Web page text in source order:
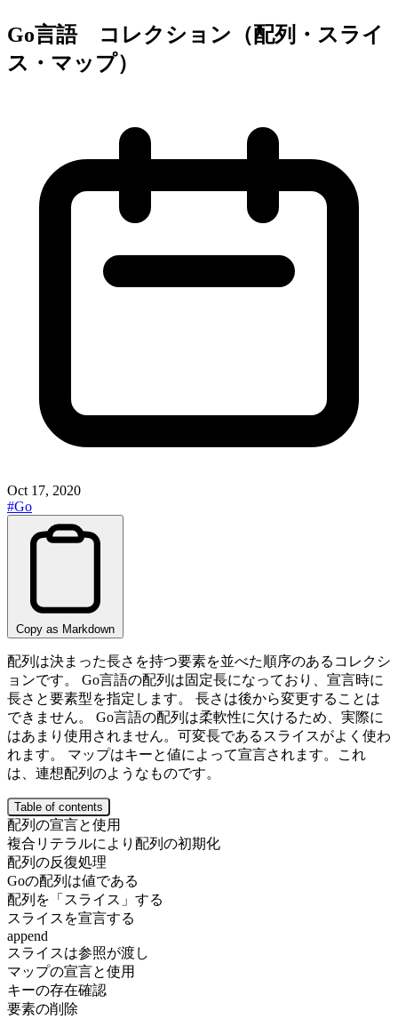
Go言語 コレクション（配列・スライ
ス・マップ）
Oct 17, 2020
#Go
Copy as Markdown
配列は決まった長さを持つ要素を並べた順序のあるコレクシ
ョンです。 Go言語の配列は固定長になっており、宣言時に
長さと要素型を指定します。 長さは後から変更することは
できません。 Go言語の配列は柔軟性に欠けるため、実際に
はあまり使用されません。可変長であるスライスがよく使わ
れます。 マップはキーと値によって宣言されます。これ
は、連想配列のようなものです。
Table of contents
配列の宣言と使用
複合リテラルにより配列の初期化
配列の反復処理
Goの配列は値である
配列を「スライス」する
スライスを宣言する
append
スライスは参照が渡し
マップの宣言と使用
キーの存在確認
要素の削除